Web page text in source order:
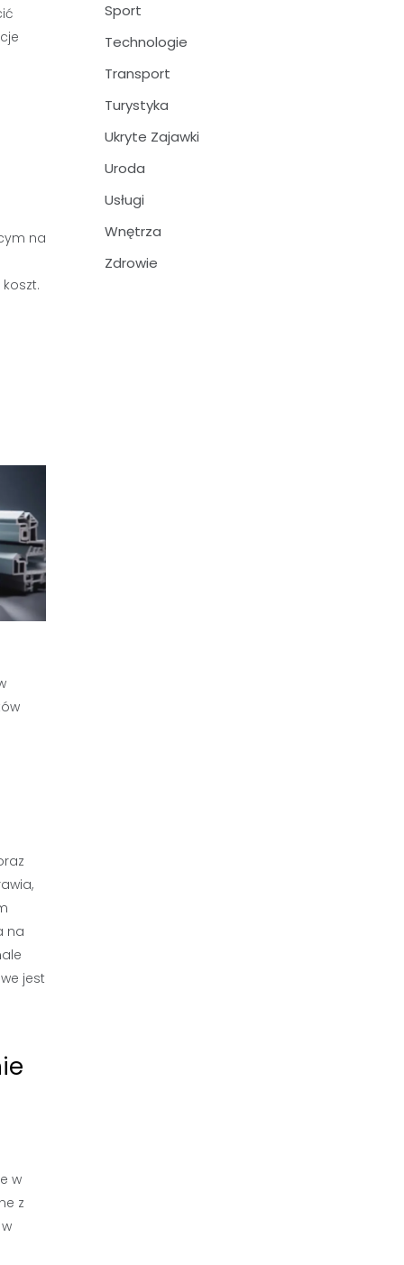
na
na
jest
w
z
Sport
Technologie
Transport
Turystyka
Ukryte Zajawki
Uroda
Usługi
Wnętrza
Zdrowie